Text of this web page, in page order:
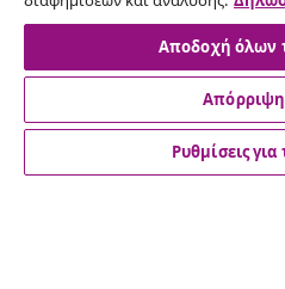
Υπαναχώρηση
Εξυπηρέτηση πελατών
Αποδοχή όλων
Ρυθμίσεις